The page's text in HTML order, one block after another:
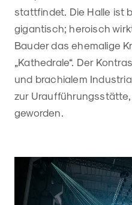
stattfindet. Die Halle ist
gigantisch; heroisch
Bauder das ehemalige
„Kathedrale“. Der
und brachialem
zur
geworden.